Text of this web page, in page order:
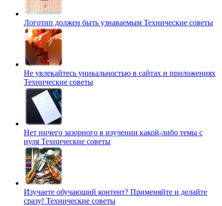
Логотип должен быть узнаваемым Технические советы
Не увлекайтесь уникальностью в сайтах и приложениях
Технические советы
Нет ничего зазорного в изучении какой-либо темы с
нуля Технические советы
Изучаете обучающий контент? Применяйте и делайте
сразу! Технические советы